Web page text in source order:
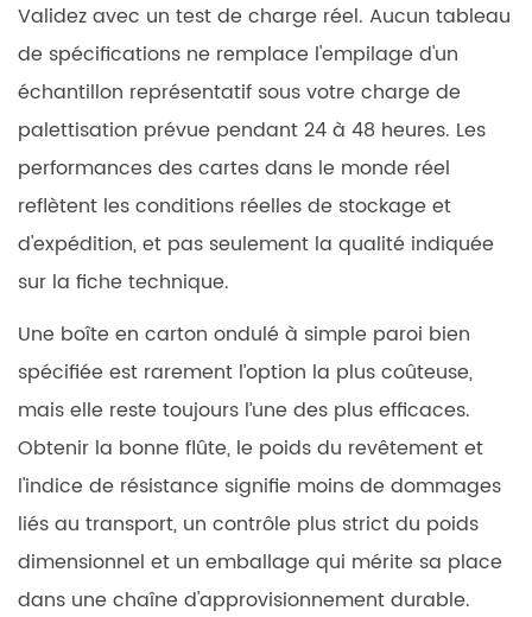
Validez avec un test de charge réel. Aucun tableau
de spécifications ne remplace l'empilage d'un
échantillon représentatif sous votre charge de
palettisation prévue pendant 24 à 48 heures. Les
performances des cartes dans le monde réel
reflètent les conditions réelles de stockage et
d'expédition, et pas seulement la qualité indiquée
sur la fiche technique.
Une boîte en carton ondulé à simple paroi bien
spécifiée est rarement l’option la plus coûteuse,
mais elle reste toujours l’une des plus efficaces.
Obtenir la bonne flûte, le poids du revêtement et
l'indice de résistance signifie moins de dommages
liés au transport, un contrôle plus strict du poids
dimensionnel et un emballage qui mérite sa place
dans une chaîne d'approvisionnement durable.